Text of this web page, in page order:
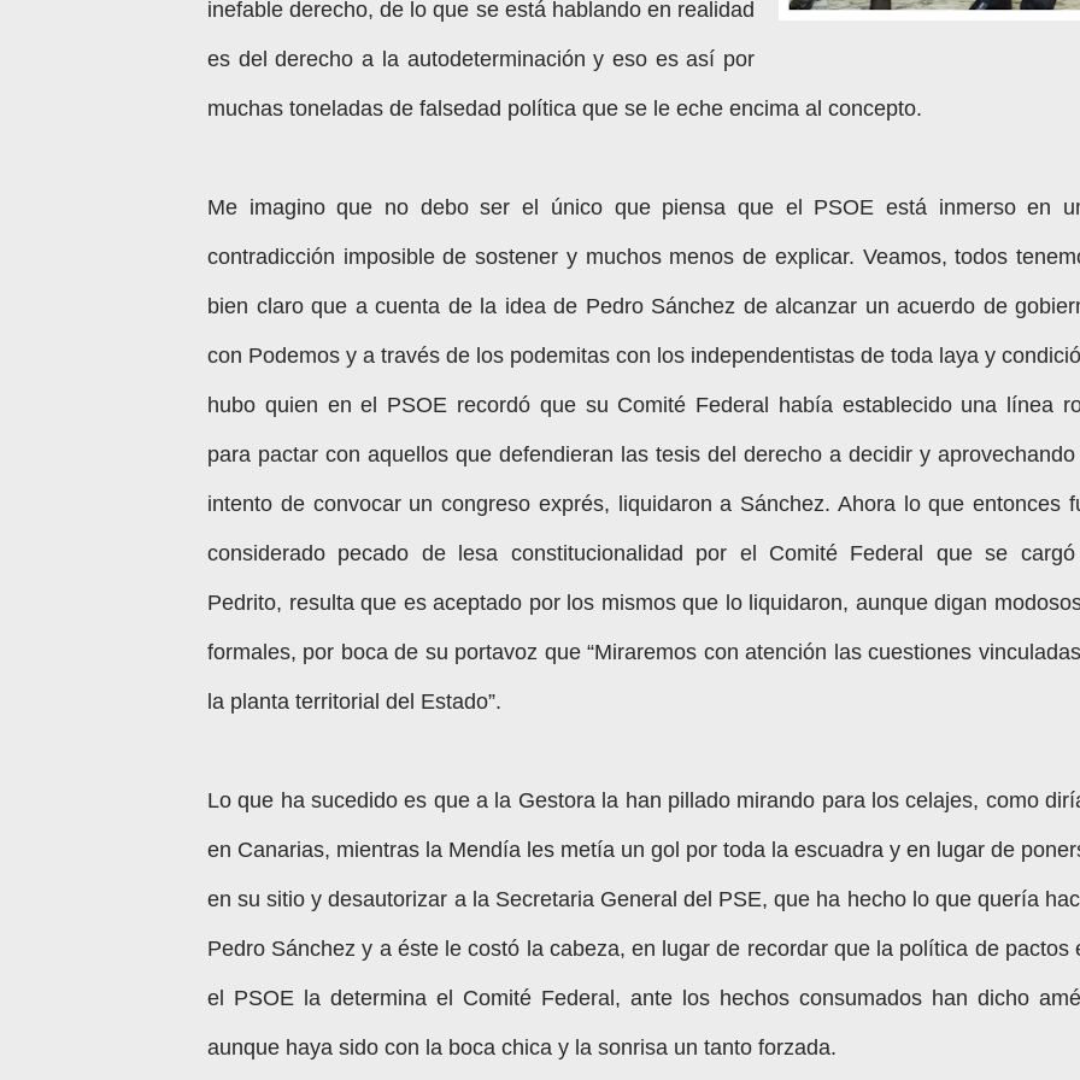
inefable derecho, de lo que se está hablando en realidad
es del derecho a la autodeterminación y eso es así por
muchas toneladas de falsedad política que se le eche encima al concepto.
Me imagino que no debo ser el único que piensa que el PSOE está inmerso en
contradicción imposible de sostener y muchos menos de explicar. Veamos, todos
bien claro que a cuenta de la idea de Pedro Sánchez de alcanzar un acuerdo de
con Podemos y a través de los podemitas con los independentistas de toda laya y
hubo quien en el PSOE recordó que su Comité Federal había establecido una línea
para pactar con aquellos que defendieran las tesis del derecho a decidir y aprovechando
intento de convocar un congreso exprés, liquidaron a Sánchez. Ahora lo que entonces
considerado pecado de lesa constitucionalidad por el Comité Federal que se
Pedrito, resulta que es aceptado por los mismos que lo liquidaron, aunque digan
formales, por boca de su portavoz que “Miraremos con atención las cuestiones
la planta territorial del Estado”.
Lo que ha sucedido es que a la Gestora la han pillado mirando para los celajes, como
en Canarias, mientras la Mendía les metía un gol por toda la escuadra y en lugar de
en su sitio y desautorizar a la Secretaria General del PSE, que ha hecho lo que quería
Pedro Sánchez y a éste le costó la cabeza, en lugar de recordar que la política de pactos
el PSOE la determina el Comité Federal, ante los hechos consumados han dicho
aunque haya sido con la boca chica y la sonrisa un tanto forzada.